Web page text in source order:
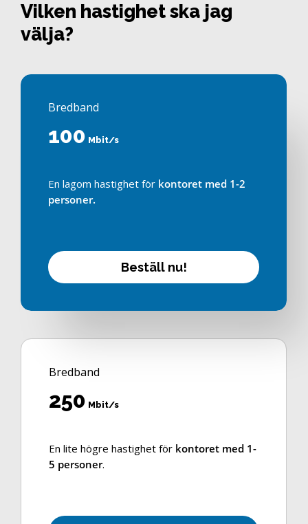
Vilken hastighet ska jag
välja?
Bredband
100 Mbit/s
En lagom hastighet för kontoret med 1-2
personer.
Beställ nu!
Bredband
250 Mbit/s
En lite högre hastighet för kontoret med 1-
5 personer.